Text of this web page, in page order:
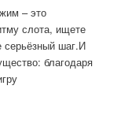
– это
слота, ищете
серьёзный шаг.И
благодаря